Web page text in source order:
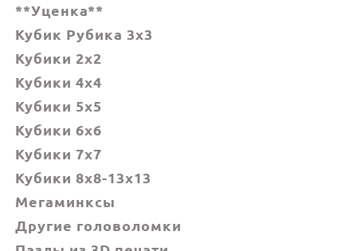
**Уценка**
Кубик Рубика 3x3
Кубики 2x2
Кубики 4x4
Кубики 5x5
Кубики 6х6
Кубики 7х7
Кубики 8x8-13x13
Мегаминксы
Другие головоломки